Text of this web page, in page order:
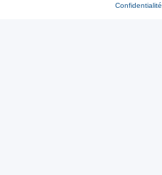
Confidentialité